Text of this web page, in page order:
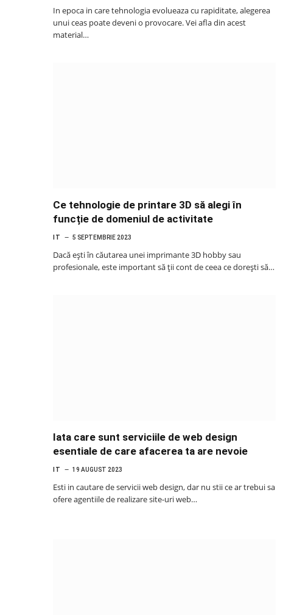
In epoca in care tehnologia evolueaza cu rapiditate, alegerea
unui ceas poate deveni o provocare. Vei afla din acest
material…
Ce tehnologie de printare 3D să alegi în
funcție de domeniul de activitate
IT 5 SEPTEMBRIE 2023
Dacă ești în căutarea unei imprimante 3D hobby sau
profesionale, este important să ții cont de ceea ce dorești să…
Iata care sunt serviciile de web design
esentiale de care afacerea ta are nevoie
IT 19 AUGUST 2023
Esti in cautare de servicii web design, dar nu stii ce ar trebui sa
ofere agentiile de realizare site-uri web…